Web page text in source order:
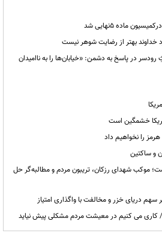
ماده ۵نهایی شد
خداوند بهتر از رضایت شوهر نیست
در پاسخ به دشمن: «خیابان‌ها را به ناامیدان
خشمگین است
را نخواهیم داد
و ساکتین
موکب شهدای رزکان، تریبون مردم و مطالبه‌گر حل
سهم دریای خزر و مخالفت با واگذاری امتیاز
کاری می کنیم در معیشت مردم مشکلی پیش نیاید